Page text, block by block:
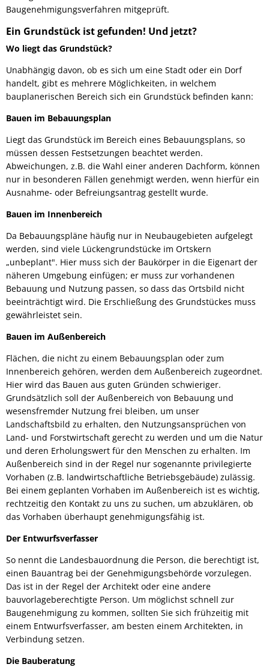
Baugenehmigungsverfahren mitgeprüft.
Ein Grundstück ist gefunden! Und jetzt?
Wo liegt das Grundstück?
Unabhängig davon, ob es sich um eine Stadt oder ein Dorf
handelt, gibt es mehrere Möglichkeiten, in welchem
bauplanerischen Bereich sich ein Grundstück befinden kann:
Bauen im Bebauungsplan
Liegt das Grundstück im Bereich eines Bebauungsplans, so
müssen dessen Festsetzungen beachtet werden.
Abweichungen, z.B. die Wahl einer anderen Dachform, können
nur in besonderen Fällen genehmigt werden, wenn hierfür ein
Ausnahme- oder Befreiungsantrag gestellt wurde.
Bauen im Innenbereich
Da Bebauungspläne häufig nur in Neubaugebieten aufgelegt
werden, sind viele Lückengrundstücke im Ortskern
„unbeplant". Hier muss sich der Baukörper in die Eigenart der
näheren Umgebung einfügen; er muss zur vorhandenen
Bebauung und Nutzung passen, so dass das Ortsbild nicht
beeinträchtigt wird. Die Erschließung des Grundstückes muss
gewährleistet sein.
Bauen im Außenbereich
Flächen, die nicht zu einem Bebauungsplan oder zum
Innenbereich gehören, werden dem Außenbereich zugeordnet.
Hier wird das Bauen aus guten Gründen schwieriger.
Grundsätzlich soll der Außenbereich von Bebauung und
wesensfremder Nutzung frei bleiben, um unser
Landschaftsbild zu erhalten, den Nutzungsansprüchen von
Land- und Forstwirtschaft gerecht zu werden und um die Natur
und deren Erholungswert für den Menschen zu erhalten. Im
Außenbereich sind in der Regel nur sogenannte privilegierte
Vorhaben (z.B. landwirtschaftliche Betriebsgebäude) zulässig.
Bei einem geplanten Vorhaben im Außenbereich ist es wichtig,
rechtzeitig den Kontakt zu uns zu suchen, um abzuklären, ob
das Vorhaben überhaupt genehmigungsfähig ist.
Der Entwurfsverfasser
So nennt die Landesbauordnung die Person, die berechtigt ist,
einen Bauantrag bei der Genehmigungsbehörde vorzulegen.
Das ist in der Regel der Architekt oder eine andere
bauvorlageberechtigte Person. Um möglichst schnell zur
Baugenehmigung zu kommen, sollten Sie sich frühzeitig mit
einem Entwurfsverfasser, am besten einem Architekten, in
Verbindung setzen.
Die Bauberatung